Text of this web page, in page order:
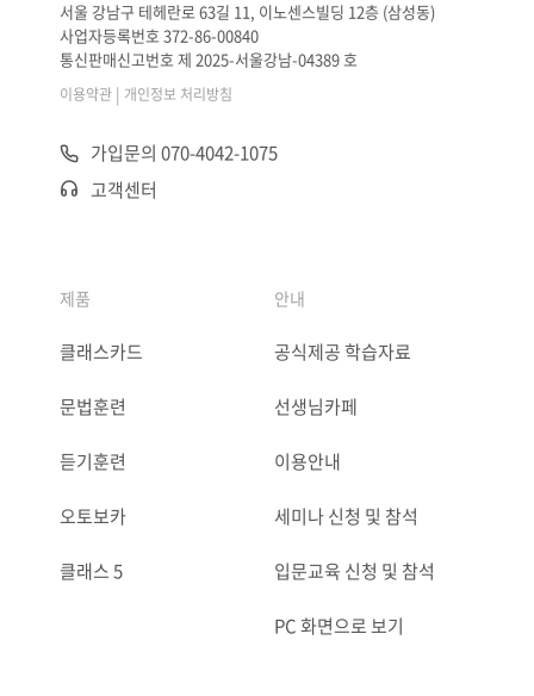
서울 강남구 테헤란로 63길 11, 이노센스빌딩 12층 (삼성동)
사업자등록번호 372-86-00840
통신판매신고번호 제 2025-서울강남-04389 호
이용약관 | 개인정보 처리방침
가입문의 070-4042-1075
고객센터
제품
클래스카드
문법훈련
듣기훈련
오토보카
클래스 5
안내
공식제공 학습자료
선생님카페
이용안내
세미나 신청 및 참석
입문교육 신청 및 참석
PC 화면으로 보기